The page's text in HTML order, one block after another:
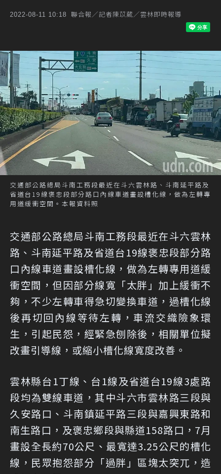
2022-08-11 10:18 聯合報／記者陳苡葳／雲林即時報導
交通部公路總局斗南工務段最近在斗六雲林路、斗南延平路及
省道台19線褒忠段部分路口內線車道畫設槽化線，做為左轉專
用道緩衝空間。本報資料照
交通部公路總局斗南工務段最近在斗六雲林
路、斗南延平路及省道台19線褒忠段部分路
口內線車道畫設槽化線，做為左轉專用道緩
衝空間，但因部分線寬「太胖」加上緩衝不
夠，不少左轉車得急切變換車道，過槽化線
後再切回內線等待左轉，車流交織險象環
生，引起民怨，經緊急刨除後，相關單位擬
改畫引導線，或縮小槽化線寬度改善。
雲林縣台1丁線、台1線及省道台19線3處路
段均為雙線車道，其中斗六市雲林路三段與
久安路口、斗南鎮延平路三段與嘉興東路和
南生路口，及褒忠鄉段與縣道158路口，7月
畫設全長約70公尺、最寬達3.25公尺的槽化
線，民眾抱怨部分「過胖」區塊太突兀，造